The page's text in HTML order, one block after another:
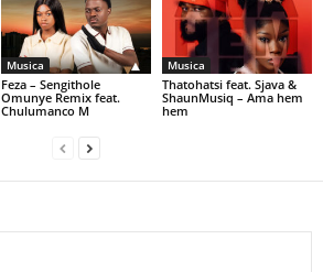
Musica
Feza – Sengithole
Omunye Remix feat.
Chulumanco M
Musica
Thatohatsi feat. Sjava &
ShaunMusiq – Ama hem
hem